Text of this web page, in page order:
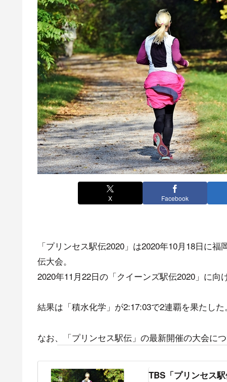
X Facebook
「プリンセス駅伝2020」は2020年10月18日に
伝大会。
2020年11月22日の「クイーンズ駅伝2020」に向
結果は「積水化学」が2:17:03で2連覇を果たした。
なお、「プリンセス駅伝」の最新開催の大会に
TBS「プリンセス